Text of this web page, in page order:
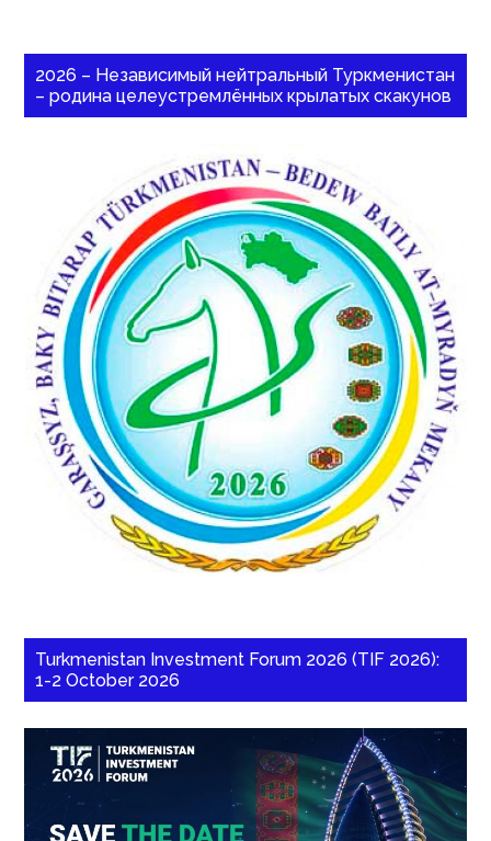
2026 – Независимый нейтральный Туркменистан
– родина целеустремлённых крылатых скакунов
Turkmenistan Investment Forum 2026 (TIF 2026):
1-2 October 2026